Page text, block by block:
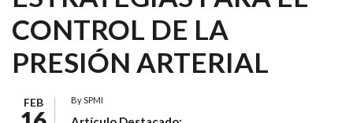
CONTROL DE LA
PRESIÓN ARTERIAL
FEB BySPMI